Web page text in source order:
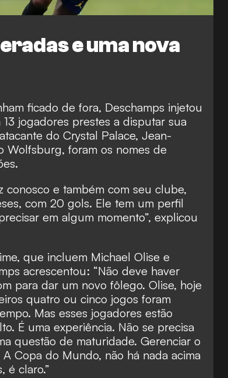
e uma nova
ficado de fora, Deschamps injetou
jogadores prestes a disputar sua
do Crystal Palace, Jean-
Wolfsburg, foram os nomes de
conosco e também com seu clube,
com 20 gols. Ele tem um perfil
em algum momento”, explicou
que incluem Michael Olise e
acrescentou: “Não deve haver
para dar um novo fôlego. Olise, hoje
quatro ou cinco jogos foram
Mas esses jogadores estão
É uma experiência. Não se precisa
questão de maturidade. Gerenciar o
Copa do Mundo, não há nada acima
é claro.”